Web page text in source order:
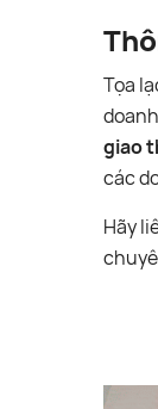
Tọa
giao
các
Hãy